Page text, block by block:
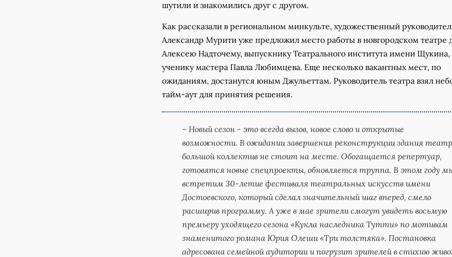
шутили и знакомились друг с другом.
Как рассказали в региональном минкульте, художественный
Александр Мурити уже предложил место работы в новгородском театре
Алексею Надточему, выпускнику Театрального института имени Щукина,
ученику мастера Павла Любимцева. Еще несколько вакантных мест, по
ожиданиям, достанутся юным Джульеттам. Руководитель театра взял
тайм-аут для принятия решения.
– Новый сезон - это всегда вызов, новое слово и открытые
возможности. В ожидании завершения реконструкции здания
большой коллектив не стоит на месте. Обогащается репертуар,
готовятся новые спецпроекты, обновляется труппа. В этом году
встретим 30-летие фестиваля театральных искусств имени
Достоевского, который сделал значительный шаг вперед, смело
расширив программу. А уже в мае зрители смогут увидеть восьмую
премьеру уходящего сезона «Кукла наследника Тутти» по мотивам
знаменитого романа Юрия Олеши «Три толстяка». Постановка
адресована семейной аудитории и погрузит зрителей в стихию